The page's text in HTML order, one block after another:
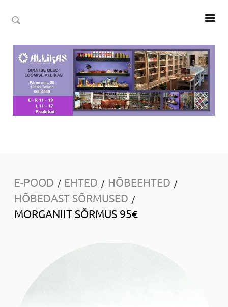
E-POOD / EHTED / HÕBEEHTED /
HÕBEDAST SÕRMUSED /
MORGANIIT SÕRMUS 95€